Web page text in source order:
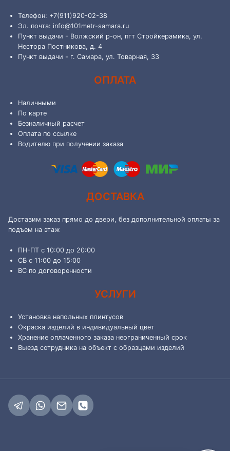
Телефон: +7(911)920-02-38
Эл. почта: info@101metr-samara.ru
Пункт выдачи - Волжский р-он, пгт Стройкерамика, ул.
Нестора Постникова, д. 4
Пункт выдачи - г. Самара, ул. Товарная, 33
ОПЛАТА
Наличными
По карте
Безналичный расчет
Оплата по ссылке
Водителю при получении заказа
ДОСТАВКА
Доставим заказ прямо до двери, без дополнительной оплаты за
подъем на этаж
ПН-ПТ с 10:00 до 20:00
СБ с 11:00 до 15:00
ВС по договоренности
УСЛУГИ
Установка напольных плинтусов
Окраска изделий в индивидуальный цвет
Хранение оплаченного заказа неограниченный срок
Выезд сотрудника на объект с образцами изделий